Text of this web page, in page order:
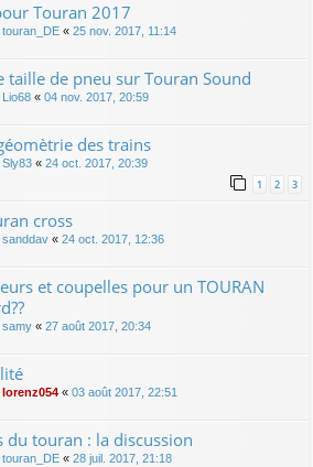
Touran 2017
touran_DE « 25 nov. 2017, 11:14
taille de pneu sur Touran Sound
Lio68 « 04 nov. 2017, 20:59
des trains
Sly83 « 24 oct. 2017, 20:39
1 2 3
cross
sanddav « 24 oct. 2017, 12:36
et coupelles pour un TOURAN
samy « 27 août 2017, 20:34
lorenz054 « 03 août 2017, 22:51
du touran : la discussion
touran_DE « 28 juil. 2017, 21:18